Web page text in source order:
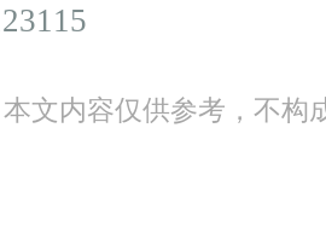
文内容仅供参考，不构